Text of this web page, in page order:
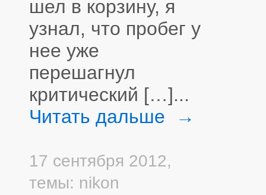
шел в корзину, я
узнал, что пробег у
нее уже
перешагнул
критический […]...
Читать дальше →
17 сентября 2012,
темы: nikon